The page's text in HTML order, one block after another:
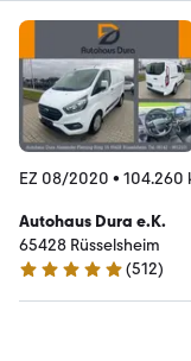
EZ 08/2020 • 104.260
Autohaus Dura e.K.
65428 Rüsselsheim
4.8 Sterne
(512)